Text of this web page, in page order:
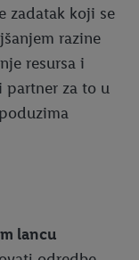
zadatak koji se
razine
resursa i
partner za to u
lancu